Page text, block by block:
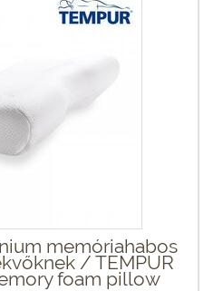
memóriahabos
/ TEMPUR
foam pillow